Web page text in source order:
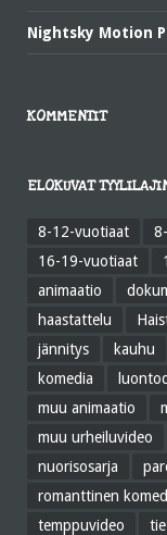
Nightsky Motion
KOMMENTIT
ELOKUVAT
8-12-vuotiaat
16-19-vuotiaat
animaatio
haastattelu
jännitys
kauhu
komedia
muu animaatio
muu urheiluvideo
nuorisosarja
romanttinen
temppuvideo